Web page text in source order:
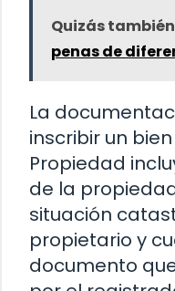
Quizás
penas de
La
inscribir un
Propiedad
de la
situación
propietario y
documento